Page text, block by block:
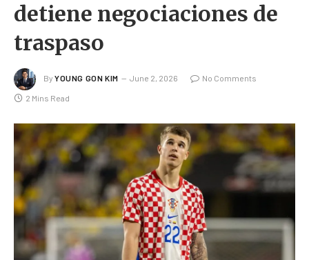
detiene negociaciones de
traspaso
By YOUNG GON KIM June 2, 2026 No Comments
2 Mins Read